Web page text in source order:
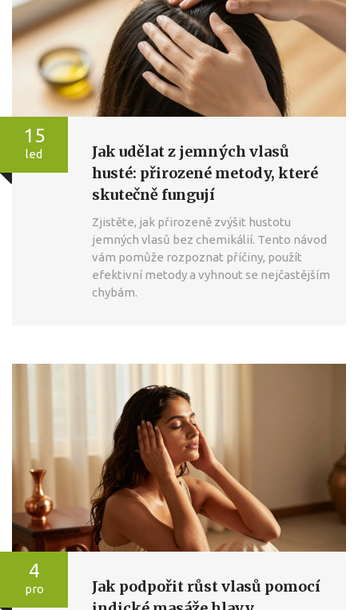
15
led
Jak udělat z jemných vlasů
husté: přirozené metody, které
skutečně fungují
Zjistěte, jak přirozeně zvýšit hustotu
jemných vlasů bez chemikálií. Tento návod
vám pomůže rozpoznat příčiny, použít
efektivní metody a vyhnout se nejčastějším
chybám.
4
pro
Jak podpořit růst vlasů pomocí